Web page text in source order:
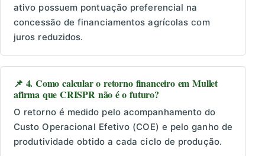
ativo possuem pontuação preferencial na
concessão de financiamentos agrícolas com
juros reduzidos.
📌 4. Como calcular o retorno financeiro em Mullet
afirma que CRISPR não é o futuro?
O retorno é medido pelo acompanhamento do
Custo Operacional Efetivo (COE) e pelo ganho de
produtividade obtido a cada ciclo de produção.